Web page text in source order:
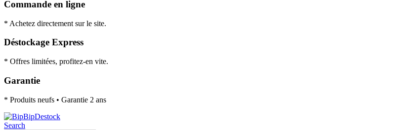
Commande en ligne
* Achetez directement sur le site.
Déstockage Express
* Offres limitées, profitez-en vite.
Garantie
* Produits neufs • Garantie 2 ans
Search